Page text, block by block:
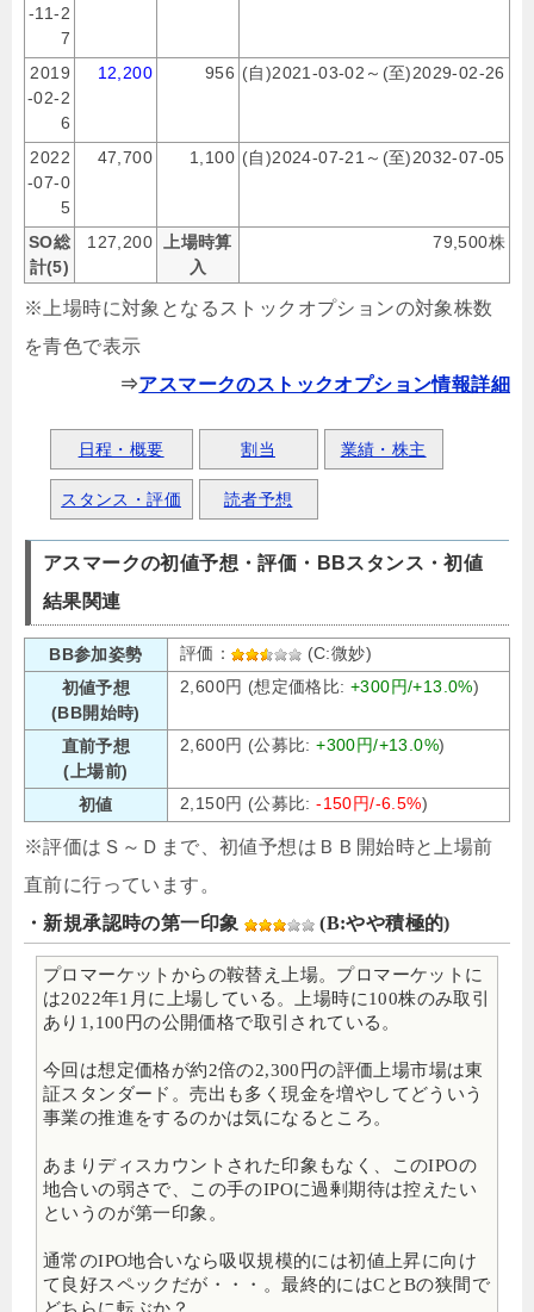
-11-2
7
2019
-02-2
6
12,200 956 (自)2021-03-02～(至)2029-02-26
2022
-07-0
5
47,700 1,100 (自)2024-07-21～(至)2032-07-05
SO総
計(5)
127,200
上場時算
入
79,500株
※上場時に対象となるストックオプションの対象株数
を青色で表示
⇒アスマークのストックオプション情報詳細
日程・概要 割当 業績・株主
スタンス・評価 読者予想
アスマークの初値予想・評価・BBスタンス・初値
結果関連
BB参加姿勢 評価：
(C:微妙)
初値予想
(BB開始時)
2,600円 (想定価格比: +300円/+13.0%)
直前予想
(上場前)
2,600円 (公募比:+300円/+13.0%)
初値 2,150円 (公募比:-150円/-6.5%)
※評価はＳ～Ｄまで、初値予想はＢＢ開始時と上場前
直前に行っています。
・新規承認時の第一印象
(B:やや積極的)
プロマーケットからの鞍替え上場。プロマーケットに
は2022年1月に上場している。上場時に100株のみ取引
あり1,100円の公開価格で取引されている。
今回は想定価格が約2倍の2,300円の評価上場市場は東
証スタンダード。売出も多く現金を増やしてどういう
事業の推進をするのかは気になるところ。
あまりディスカウントされた印象もなく、このIPOの
地合いの弱さで、この手のIPOに過剰期待は控えたい
というのが第一印象。
通常のIPO地合いなら吸収規模的には初値上昇に向け
て良好スペックだが・・・。最終的にはCとBの狭間で